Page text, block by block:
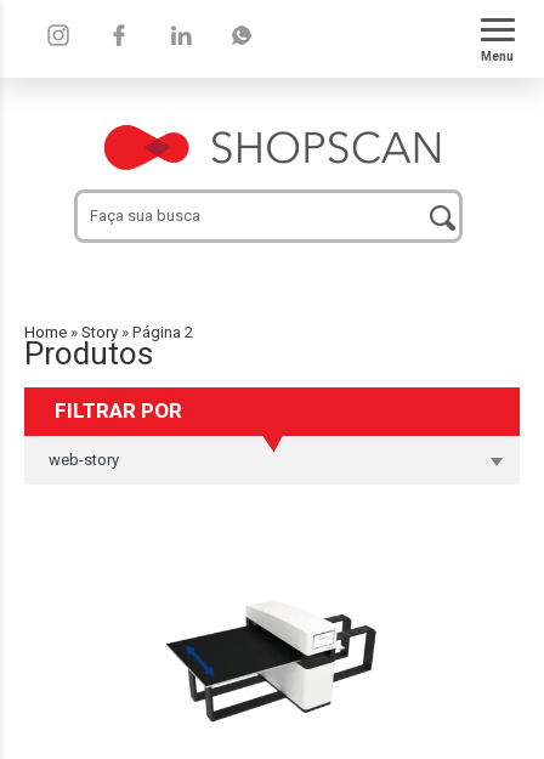
Menu
Home »Story »Página 2
Produtos
FILTRAR POR